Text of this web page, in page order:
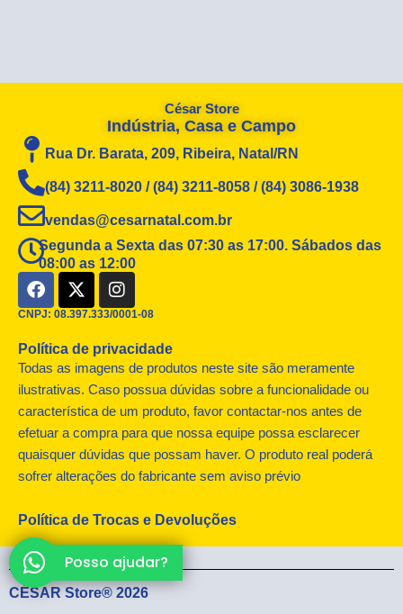
César Store
Indústria, Casa e Campo
Rua Dr. Barata, 209, Ribeira, Natal/RN
(84) 3211-8020 / (84) 3211-8058 / (84) 3086-1938
vendas@cesarnatal.com.br
Segunda a Sexta das 07:30 as 17:00. Sábados das
08:00 as 12:00
F
a
c
b
o
o
k
X
-
t
i
t
t
e
I
n
s
a
g
r
a
CNPJ: 08.397.333/0001-08
Política de privacidade
Todas as imagens de produtos neste site são meramente
ilustrativas. Caso possua dúvidas sobre a funcionalidade ou
característica de um produto, favor contactar-nos antes de
efetuar a compra para que nossa equipe possa esclarecer
quaisquer dúvidas que possam haver. O produto real poderá
sofrer alterações do fabricante sem aviso prévio
Política de Trocas e Devoluções
CÉSAR Store® 2026
Posso ajudar?